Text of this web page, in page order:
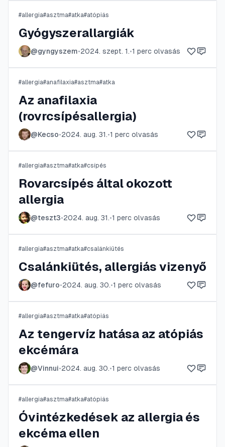
#allergia#asztma#atka#atópiás
Gyógyszerallargiák
@gyngyszem•2024. szept. 1.•1 perc olvasás
#allergia#anafilaxia#asztma#atka
Az anafilaxia
(rovrcsípésallergia)
@Kecso•2024. aug. 31.•1 perc olvasás
#allergia#asztma#atka#csípés
Rovarcsípés által okozott
allergia
@teszt3•2024. aug. 31.•1 perc olvasás
#allergia#asztma#atka#csalánkiütés
Csalánkiütés, allergiás vizenyő
@fefuro•2024. aug. 30.•1 perc olvasás
#allergia#asztma#atka#atópiás
Az tengervíz hatása az atópiás
ekcémára
@Vinnui•2024. aug. 30.•1 perc olvasás
#allergia#asztma#atka#atópiás
Óvintézkedések az allergia és
ekcéma ellen